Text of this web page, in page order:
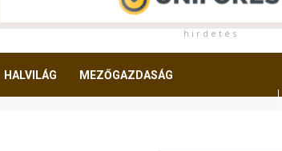
h i r d e t é s
HALVILÁG MEZŐGAZDASÁG